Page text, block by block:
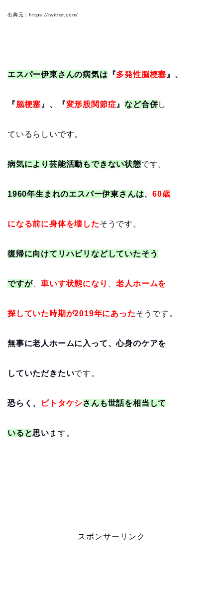
出典元：https://twitter.com/
エスパー伊東さんの病気は 『多発性脳梗塞 』、
『脳梗塞 』、『変形股関節症 』など合併し
ているらしいです。
病気により芸能活動もできない状態です。
1960年生まれのエスパー伊東さんは、60歳
になる前に身体を壊したそうです。
復帰に向けてリハビリなどしていたそう
ですが、車いす状態になり 、老人ホームを
探していた時期が2019年にあったそうです。
無事に老人ホームに入って、心身のケアを
していただきたいです。
恐らく、 ビトタケシさんも世話を相当して
いると思い ます。
スポンサーリンク